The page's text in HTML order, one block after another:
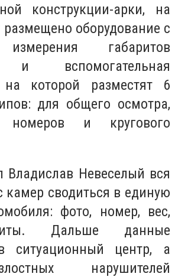
конструкции-арки, на
размещено оборудование с
габаритов
и вспомогательная
на которой разместят 6
для общего осмотра,
номеров и кругового
Владислав Невеселый вся
сводиться в единую
фото, номер, вес,
Дальше данные
ситуационный центр, а
нарушителей